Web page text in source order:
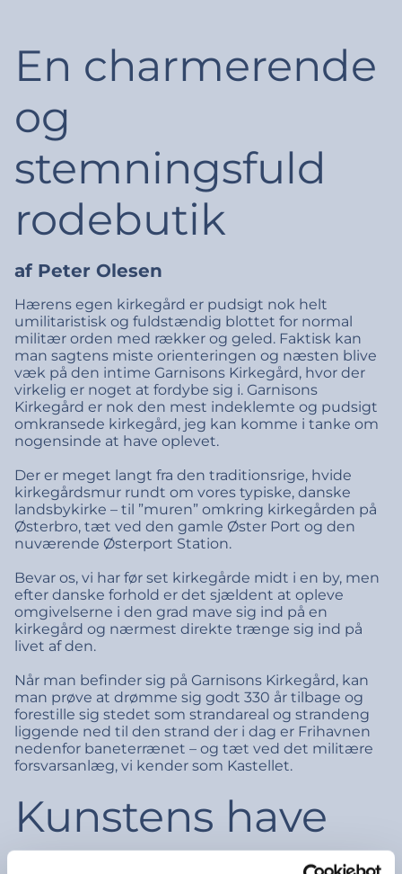
En charmerende
og
stemningsfuld
rodebutik
af Peter Olesen
Hærens egen kirkegård er pudsigt nok helt
umilitaristisk og fuldstændig blottet for normal
militær orden med rækker og geled. Faktisk kan
man sagtens miste orienteringen og næsten blive
væk på den intime Garnisons Kirkegård, hvor der
virkelig er noget at fordybe sig i. Garnisons
Kirkegård er nok den mest indeklemte og pudsigt
omkransede kirkegård, jeg kan komme i tanke om
nogensinde at have oplevet.
Der er meget langt fra den traditionsrige, hvide
kirkegårdsmur rundt om vores typiske, danske
landsbykirke – til ”muren” omkring kirkegården på
Østerbro, tæt ved den gamle Øster Port og den
nuværende Østerport Station.
Bevar os, vi har før set kirkegårde midt i en by, men
efter danske forhold er det sjældent at opleve
omgivelserne i den grad mave sig ind på en
kirkegård og nærmest direkte trænge sig ind på
livet af den.
Når man befinder sig på Garnisons Kirkegård, kan
man prøve at drømme sig godt 330 år tilbage og
forestille sig stedet som strandareal og strandeng
liggende ned til den strand der i dag er Frihavnen
nedenfor baneterrænet – og tæt ved det militære
forsvarsanlæg, vi kender som Kastellet.
Kunstens have